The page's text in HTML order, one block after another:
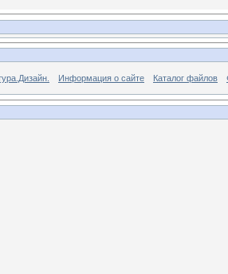
Информация о сайте Каталог файлов